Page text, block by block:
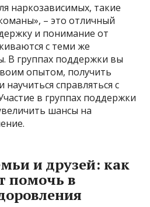
наркозависимых, такие
– это отличный
и понимание от
с теми же
В группах поддержки вы
опытом, получить
справляться с
в группах поддержки
шансы на
и друзей: как
помочь в